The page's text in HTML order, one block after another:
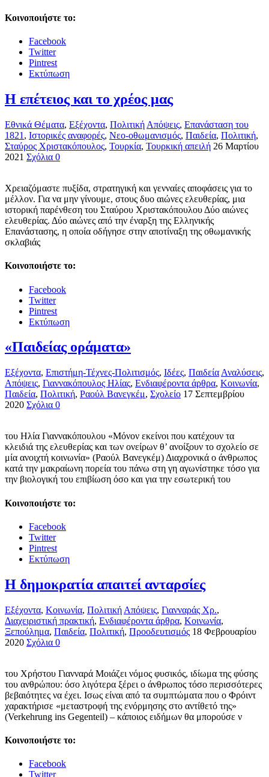
Κοινοποιήστε το:
Facebook
Twitter
Pintrest
Εκτύπωση
Η επέτειος και το χρέος μας
Εθνικά Θέματα, Εξέχοντα, Πολιτική Απόψεις, Επανάσταση του
1821 , Ιστορικές αναφορές, Νεο-οθωμανισμός, Παιδεία, Πολιτική,
Σταύρος Χριστακόπουλος, Τουρκία, Τουρκική απειλή 26 Μαρτίου
2021 Σχόλια 0
Χρειαζόμαστε πυξίδα, στρατηγική και γενναίες αποφάσεις για το
μέλλον. Για να μην γίνουμε, στους δυο αιώνες ελευθερίας, μια
ιστορική παρένθεση του Σταύρου Χριστακόπουλου Δύο αιώνες
ελευθερίας. Δύο αιώνες από την έναρξη της Ελληνικής
Επανάστασης, η οποία οδήγησε στην αποτίναξη της οθωμανικής
σκλαβιάς
Κοινοποιήστε το:
Facebook
Twitter
Pintrest
Εκτύπωση
«Παιδείας οράματα»
Εξέχοντα, Επιστήμη-Τέχνες-Πολιτισμός, Ιδέες, Παιδεία Αναλύσεις,
Απόψεις, Γιαννακόπουλος Ηλίας, Ενδιαφέροντα άρθρα, Κοινωνία,
Παιδεία, Πολιτική, Ραούλ Βανεγκέμ, Σχολείο 17 Σεπτεμβρίου
2020 Σχόλια 0
του Ηλία Γιαννακόπουλου «Μόνον εκείνοι που κατέχουν τα
κλειδιά της ελευθερίας και των ονείρων θ’ ανοίξουν το σχολείο σε
μία ανοιχτή κοινωνία» (Ραούλ Βανεγκέμ) Διαχρονικά ο άνθρωπος
κατά την μακραίωνη πορεία του πάνω στη γη αγωνίστηκε τόσο για
την βιολογική του επιβίωση όσο και για την εσωτερική του
Κοινοποιήστε το:
Facebook
Twitter
Pintrest
Εκτύπωση
Η δημοκρατία απαιτεί ανταρσίες
Εξέχοντα, Κοινωνία, Πολιτική Απόψεις, Γιανναράς Χρ.,
Διαχειριστική πρακτική, Ενδιαφέροντα άρθρα, Κοινωνία,
Ξεπούλημα, Παιδεία, Πολιτική, Προοδευτισμός 18 Φεβρουαρίου
2020 Σχόλια 0
του Χρήστου Γιανναρά Μοιάζει νόμος φυσικός, ιδίωμα της φύσης
του ανθρώπου: όσο λιγότερα ξέρει ο άνθρωπος τόσο περισσότερες
βεβαιότητες να έχει. Ισως είναι από τα συμπτώματα που ο Φρόιντ
χαρακτήρισε «μεταστροφή της ενόρμησης στο αντίθετό της»
(Verkehrung ins Gegenteil) – κάποιος ειδήμων θα μπορούσε ν
Κοινοποιήστε το:
Facebook
Twitter